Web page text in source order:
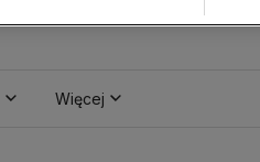
Więcej